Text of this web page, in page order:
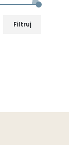
Filtruj